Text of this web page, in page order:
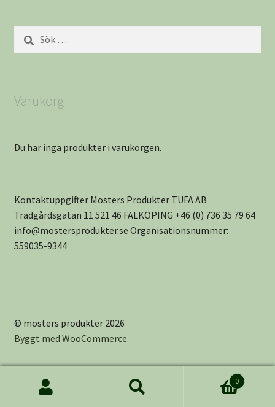
efter:
Varukorg
Du har inga produkter i varukorgen.
Kontaktuppgifter Mosters Produkter TUFA AB
Trädgårdsgatan 11 521 46 FALKÖPING +46 (0) 736 35 79 64
info@mostersprodukter.se Organisationsnummer:
559035-9344
© mosters produkter 2026
Byggt med WooCommerce.
0